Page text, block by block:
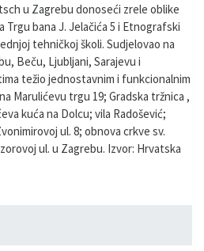
u Zagrebu donoseći zrele oblike
Trgu bana J. Jelačića 5 i Etnografski
tehničkoj školi. Sudjelovao na
Beču, Ljubljani, Sarajevu i
težio jednostavnim i funkcionalnim
Marulićevu trgu 19; Gradska tržnica ,
kuća na Dolcu; vila Radošević;
ul. 8; obnova crkve sv.
ul. u Zagrebu. Izvor: Hrvatska